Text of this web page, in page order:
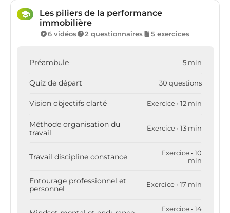
Les piliers de la performance
immobilière
6 vidéos 2 questionnaires 5 exercices
Préambule 5 min
Quiz de départ 30 questions
Vision objectifs clarté Exercice • 12 min
Méthode organisation du
travail
Exercice • 13 min
Travail discipline constance
Exercice • 10
min
Entourage professionnel et
personnel
Exercice • 17 min
Exercice • 14